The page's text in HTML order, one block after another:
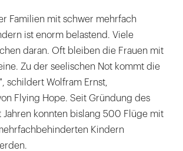
Familien mit schwer mehrfach
ist enorm belastend. Viele
daran. Oft bleiben die Frauen mit
Zu der seelischen Not kommt die
schildert Wolfram Ernst,
Flying Hope. Seit Gründung des
Jahren konnten bislang 500 Flüge mit
Kindern